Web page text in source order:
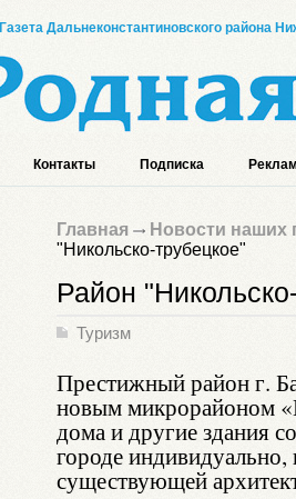
Газета Дальнеконстантиновского района
Контакты Подписка
Главная
Новости наших
"Никольско-трубецкое"
Район
Туризм
Престижный район г.
новым микрорайоном
дома и другие здания
городе индивидуально,
существующей